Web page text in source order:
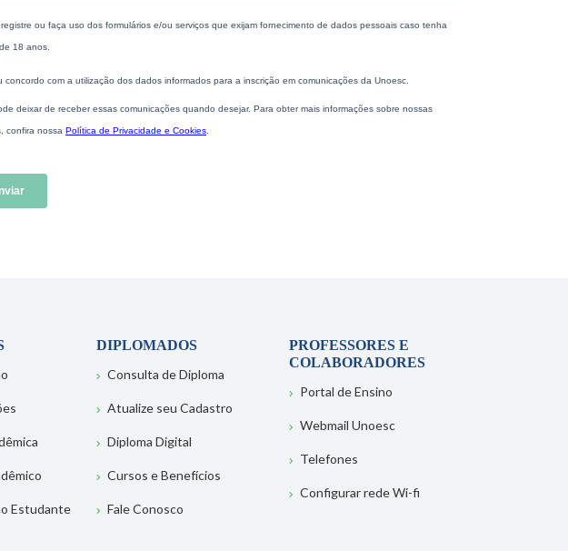
Estudante
DIPLOMADOS
Consulta de Diploma
Atualize seu Cadastro
Diploma Digital
Cursos e Benefícios
Fale Conosco
PROFESSORES E
COLABORADORES
Portal de Ensino
Webmail Unoesc
Telefones
Configurar rede Wi-fi